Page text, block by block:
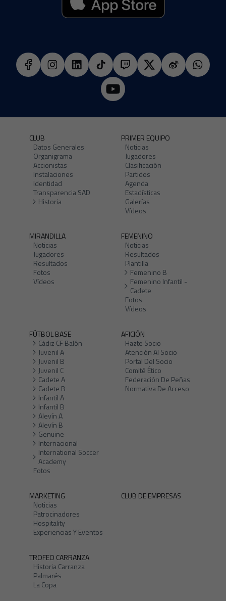
CLUB
Datos Generales
Organigrama
Accionistas
Instalaciones
Identidad
Transparencia SAD
Historia
PRIMER EQUIPO
Noticias
Jugadores
Clasificación
Partidos
Agenda
Estadísticas
Galerías
Vídeos
MIRANDILLA
Noticias
Jugadores
Resultados
Fotos
Vídeos
FEMENINO
Noticias
Resultados
Plantilla
Femenino B
Femenino Infantil -
Cadete
Fotos
Vídeos
FÚTBOL BASE
Cádiz CF Balón
Juvenil A
Juvenil B
Juvenil C
Cadete A
Cadete B
Infantil A
Infantil B
Alevín A
Alevín B
Genuine
Internacional
International Soccer
Academy
Fotos
AFICIÓN
Hazte Socio
Atención Al Socio
Portal Del Socio
Comité Ético
Federación De Peñas
Normativa De Acceso
MARKETING
Noticias
Patrocinadores
Hospitality
Experiencias Y Eventos
CLUB DE EMPRESAS
TROFEO CARRANZA
Historia Carranza
Palmarés
La Copa